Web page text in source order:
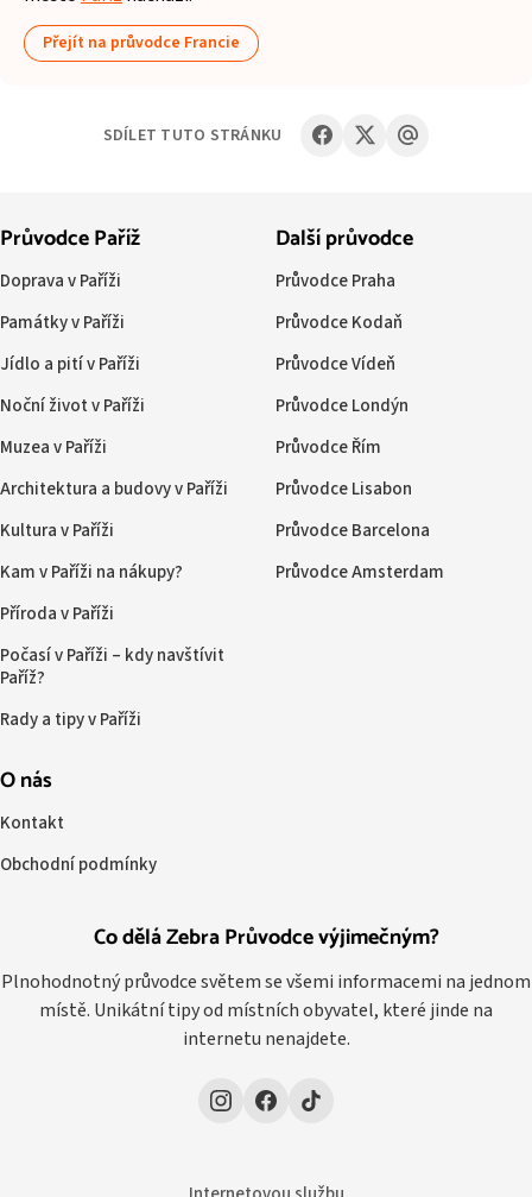
Přejít na průvodce Francie
SDÍLET TUTO STRÁNKU
Co dělá Zebra Průvodce výjimečným?
Plnohodnotný průvodce světem se všemi informacemi na jednom
místě. Unikátní tipy od místních obyvatel, které jinde na
internetu nenajdete.
Průvodce Paříž
Doprava v Paříži
Památky v Paříži
Jídlo a pití v Paříži
Noční život v Paříži
Muzea v Paříži
Architektura a budovy v Paříži
Kultura v Paříži
Kam v Paříži na nákupy?
Příroda v Paříži
Počasí v Paříži – kdy navštívit
Paříž?
Rady a tipy v Paříži
Další průvodce
Průvodce Praha
Průvodce Kodaň
Průvodce Vídeň
Průvodce Londýn
Průvodce Řím
Průvodce Lisabon
Průvodce Barcelona
Průvodce Amsterdam
O nás
Kontakt
Obchodní podmínky